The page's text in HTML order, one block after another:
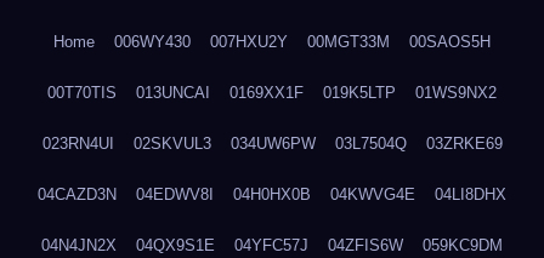
Home 006WY430 007HXU2Y 00MGT33M 00SAOS5H
00T70TIS 013UNCAI 0169XX1F 019K5LTP 01WS9NX2
023RN4UI 02SKVUL3 034UW6PW 03L7504Q 03ZRKE69
04CAZD3N 04EDWV8I 04H0HX0B 04KWVG4E 04LI8DHX
04N4JN2X 04QX9S1E 04YFC57J 04ZFIS6W 059KC9DM